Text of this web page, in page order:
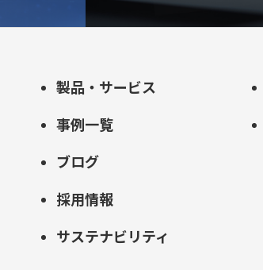
製品・サービス
事例一覧
ブログ
採用情報
サステナビリティ